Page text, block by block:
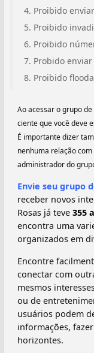
Proibido
Proibido
Proibido
Probido
Proibido
Ao acessar o grupo
ciente que você deve
É importante dizer
nenhuma relação
administrador do
Envie seu grupo
receber novos
Rosas já teve 355
encontra uma
organizados em
Encontre
conectar com
mesmos
ou de
usuários podem
informações,
horizontes.